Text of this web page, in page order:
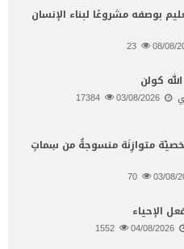
بوصفه مشروعًا لبناء الإنسان
08/08/
كولن
03/08/2026
متوازِنَة منسوجةٌ من سِماتٍ
03/08/
الإحياء
04/08/2026